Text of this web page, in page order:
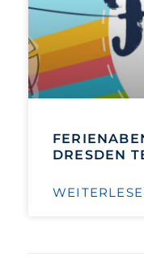
DRESDEN